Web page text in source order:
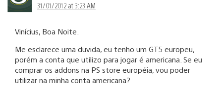
31/01/2012 at 3:23 AM
Vinícius, Boa Noite.
Me esclarece uma duvida, eu tenho um GT5 europeu,
porém a conta que utilizo para jogar é americana. Se eu
comprar os addons na PS store européia, vou poder
utilizar na minha conta americana?